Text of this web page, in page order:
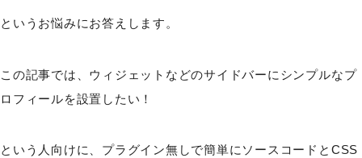
というお悩みにお答えします。
この記事では、ウィジェットなどのサイドバーにシンプルなプ
ロフィールを設置したい！
という人向けに、プラグイン無しで簡単にソースコードとCSS